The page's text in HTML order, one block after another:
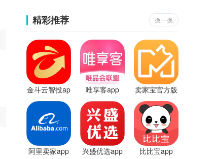
精彩推荐 换一换
金斗云智投ap
p
唯享客app 卖家宝官方版
阿里卖家app 兴盛优选app 比比宝app